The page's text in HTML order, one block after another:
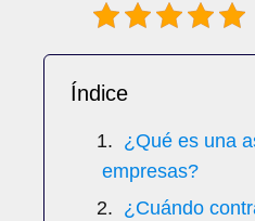
Índice
¿Qué es una
empresas?
¿Cuándo